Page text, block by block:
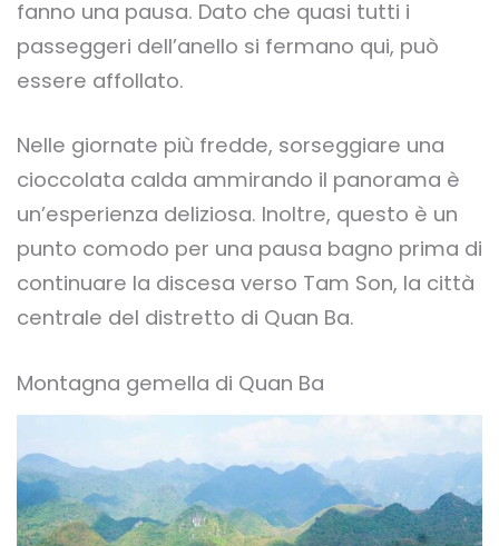
fanno una pausa. Dato che quasi tutti i
passeggeri dell’anello si fermano qui, può
essere affollato.
Nelle giornate più fredde, sorseggiare una
cioccolata calda ammirando il panorama è
un’esperienza deliziosa. Inoltre, questo è un
punto comodo per una pausa bagno prima di
continuare la discesa verso Tam Son, la città
centrale del distretto di Quan Ba.
Montagna gemella di Quan Ba